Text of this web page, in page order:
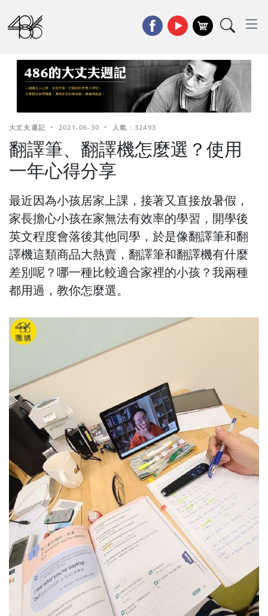
大丈夫週記 • 2021-06-30 • 人氣 : 32493
翻譯筆、翻譯機怎麼選？使用
一年心得分享
最近因為小孩居家上課，接著又直接放暑假，
家長擔心小孩在家無法有效率的學習，開學後
英文程度會落後其他同學，於是像翻譯筆和翻
譯機這類商品大熱賣，翻譯筆和翻譯機有什麼
差別呢？哪一種比較適合家裡的小孩？我兩種
都用過，教你怎麼選。